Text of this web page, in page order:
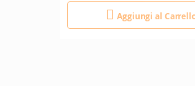
Aggiungi al